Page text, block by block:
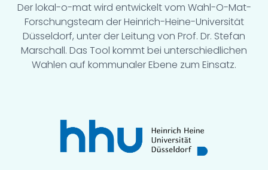
Der lokal-o-mat wird entwickelt vom Wahl-O-Mat-
Forschungsteam der Heinrich-Heine-Universität
Düsseldorf, unter der Leitung von Prof. Dr. Stefan
Marschall. Das Tool kommt bei unterschiedlichen
Wahlen auf kommunaler Ebene zum Einsatz.